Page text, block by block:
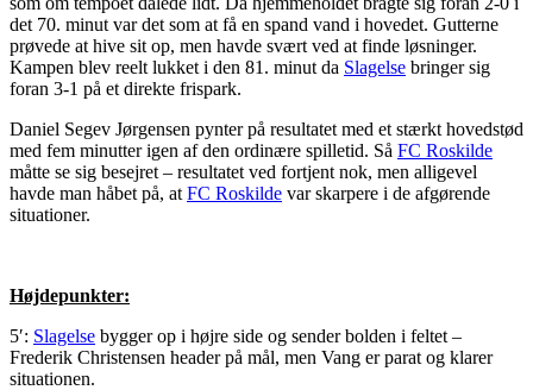
det 70. minut var det som at få en spand vand i hovedet. Gutterne
prøvede at hive sit op, men havde svært ved at finde løsninger.
Kampen blev reelt lukket i den 81. minut da Slagelse bringer sig
foran 3-1 på et direkte frispark.
Daniel Segev Jørgensen pynter på resultatet med et stærkt hovedstød
med fem minutter igen af den ordinære spilletid. Så FC Roskilde
måtte se sig besejret – resultatet ved fortjent nok, men alligevel
havde man håbet på, at FC Roskilde var skarpere i de afgørende
situationer.
Højdepunkter:
5′: Slagelse bygger op i højre side og sender bolden i feltet –
Frederik Christensen header på mål, men Vang er parat og klarer
situationen.